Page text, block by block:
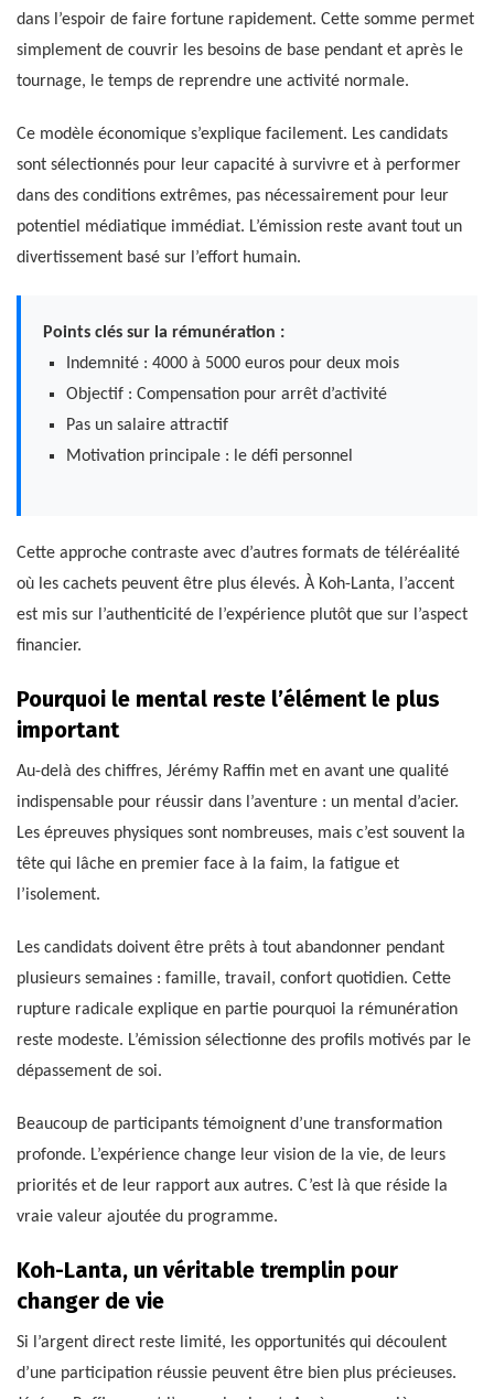
dans l’espoir de faire fortune rapidement. Cette somme permet
simplement de couvrir les besoins de base pendant et après le
tournage, le temps de reprendre une activité normale.
Ce modèle économique s’explique facilement. Les candidats
sont sélectionnés pour leur capacité à survivre et à performer
dans des conditions extrêmes, pas nécessairement pour leur
potentiel médiatique immédiat. L’émission reste avant tout un
divertissement basé sur l’effort humain.
Points clés sur la rémunération :
Indemnité : 4000 à 5000 euros pour deux mois
Objectif : Compensation pour arrêt d’activité
Pas un salaire attractif
Motivation principale : le défi personnel
Cette approche contraste avec d’autres formats de téléréalité
où les cachets peuvent être plus élevés. À Koh-Lanta, l’accent
est mis sur l’authenticité de l’expérience plutôt que sur l’aspect
financier.
Pourquoi le mental reste l’élément le plus
important
Au-delà des chiffres, Jérémy Raffin met en avant une qualité
indispensable pour réussir dans l’aventure : un mental d’acier.
Les épreuves physiques sont nombreuses, mais c’est souvent la
tête qui lâche en premier face à la faim, la fatigue et
l’isolement.
Les candidats doivent être prêts à tout abandonner pendant
plusieurs semaines : famille, travail, confort quotidien. Cette
rupture radicale explique en partie pourquoi la rémunération
reste modeste. L’émission sélectionne des profils motivés par le
dépassement de soi.
Beaucoup de participants témoignent d’une transformation
profonde. L’expérience change leur vision de la vie, de leurs
priorités et de leur rapport aux autres. C’est là que réside la
vraie valeur ajoutée du programme.
Koh-Lanta, un véritable tremplin pour
changer de vie
Si l’argent direct reste limité, les opportunités qui découlent
d’une participation réussie peuvent être bien plus précieuses.